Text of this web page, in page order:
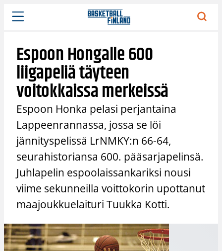
Siirry
sisältöön
Espoon Hongalle 600
liigapeliä täyteen
voitokkaissa merkeissä
Espoon Honka pelasi perjantaina
Lappeenrannassa, jossa se löi
jännityspelissä LrNMKY:n 66-64,
seurahistoriansa 600. pääsarjapelinsä.
Juhlapelin espoolaissankariksi nousi
viime sekunneilla voittokorin upottanut
maajoukkuelaituri Tuukka Kotti.